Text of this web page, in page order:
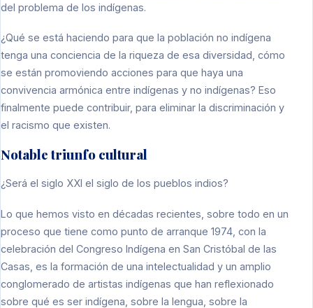
del problema de los indígenas.
¿Qué se está haciendo para que la población no indígena
tenga una conciencia de la riqueza de esa diversidad, cómo
se están promoviendo acciones para que haya una
convivencia armónica entre indígenas y no indígenas? Eso
finalmente puede contribuir, para eliminar la discriminación y
el racismo que existen.
Notable triunfo cultural
¿Será el siglo XXI el siglo de los pueblos indios?
Lo que hemos visto en décadas recientes, sobre todo en un
proceso que tiene como punto de arranque 1974, con la
celebración del Congreso Indígena en San Cristóbal de las
Casas, es la formación de una intelectualidad y un amplio
conglomerado de artistas indígenas que han reflexionado
sobre qué es ser indígena, sobre la lengua, sobre la